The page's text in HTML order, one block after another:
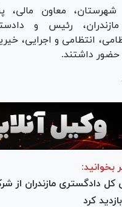
معاون مالی،
رئیس و
انتظامی و اجرایی،
حضور داشتند.
بخوانید:
دادگستری مازندران از
کرد